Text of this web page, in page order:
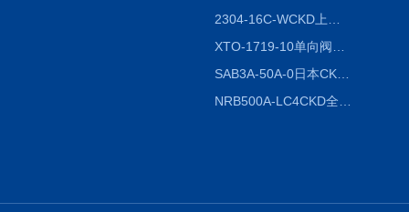
SAB3A-50A-0日本CKD全国授权代理